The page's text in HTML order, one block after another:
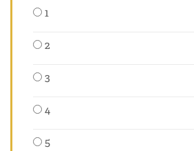
1
2
3
4
5